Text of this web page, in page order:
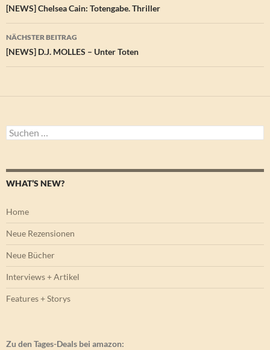
[NEWS] Chelsea Cain: Totengabe. Thriller
NÄCHSTER BEITRAG
[NEWS] D.J. MOLLES – Unter Toten
Suchen
nach:
WHAT’S NEW?
Home
Neue Rezensionen
Neue Bücher
Interviews + Artikel
Features + Storys
Zu den Tages-Deals bei amazon: